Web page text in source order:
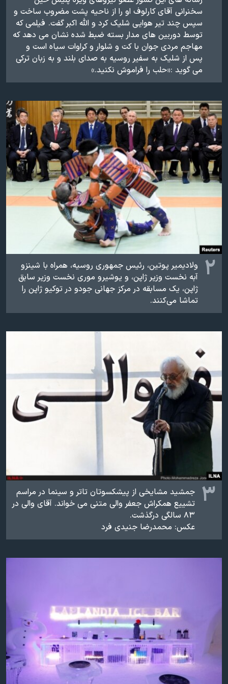
نرگس محمدی برنده جایزه نوبل صلح
همایش محافظه‌کاران آمریکا «سی‌پک»
صفحه‌های ویژه
سفر پرزیدنت ترامپ به چین
سخنرانی آقای کارلوف او را از ناحیه پشت مضروب ساخت و
سپس چند تیر هوایی شلیک کرد و الله اکبر گفت. فیلمی که
توسط دوربین های مدار بسته ضبط شده نشان می دهد که
مهاجم مردی جوان با کت و شلوار و کراوات سیاه است و
پس از شلیک به سفیر روسیه به صدای بلند و به زبان ترکی
می گوید :«حلب را فراموش نکنید.»
۲
ولادیمیر پوتین، رئیس جمهوری روسیه، همراه با شینزو
آبه نخست وزیر ژاپن، و یوشیرو موری نخست وزیر سابق
ژاپن، یک مسابقه در مرکز جهانی‌ جودو در توکیو ژاپن را
تماشا می‌‌کنند.
۳ جمشید مشایخی از پیشکسوتان تاتر و سینما در مراسم
تشییع همکراش جعفر والی متنی می خواند. آقای والی در
۸۳ سالگی درگذشت.
عکس: محمدرضا جنیدی فرد